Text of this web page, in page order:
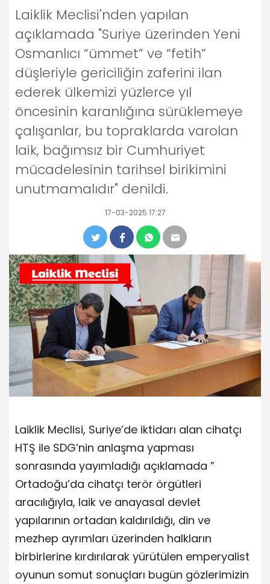
Laiklik Meclisi'nden yapılan
açıklamada "Suriye üzerinden Yeni
Osmanlıcı “ümmet” ve “fetih”
düşleriyle gericiliğin zaferini ilan
ederek ülkemizi yüzlerce yıl
öncesinin karanlığına sürüklemeye
çalışanlar, bu topraklarda varolan
laik, bağımsız bir Cumhuriyet
mücadelesinin tarihsel birikimini
unutmamalıdır" denildi.
17-03-2025 17:27
Laiklik Meclisi, Suriye’de iktidarı alan cihatçı
HTŞ ile SDG’nin anlaşma yapması
sonrasında yayımladığı açıklamada ”
Ortadoğu’da cihatçı terör örgütleri
aracılığıyla, laik ve anayasal devlet
yapılarının ortadan kaldırıldığı, din ve
mezhep ayrımları üzerinden halkların
birbirlerine kırdırılarak yürütülen emperyalist
oyunun somut sonuçları bugün gözlerimizin